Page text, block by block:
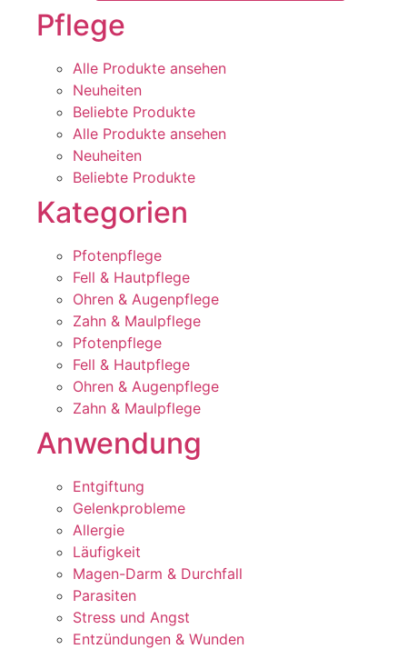
Pflege
Alle Produkte ansehen
Neuheiten
Beliebte Produkte
Alle Produkte ansehen
Neuheiten
Beliebte Produkte
Kategorien
Pfotenpflege
Fell & Hautpflege
Ohren & Augenpflege
Zahn & Maulpflege
Pfotenpflege
Fell & Hautpflege
Ohren & Augenpflege
Zahn & Maulpflege
Anwendung
Entgiftung
Gelenkprobleme
Allergie
Läufigkeit
Magen-Darm & Durchfall
Parasiten
Stress und Angst
Entzündungen & Wunden